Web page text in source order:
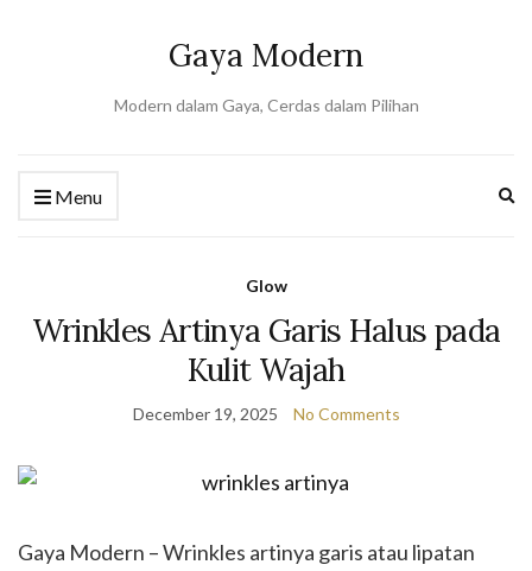
Gaya Modern
Modern dalam Gaya, Cerdas dalam Pilihan
Menu
Glow
Wrinkles Artinya Garis Halus pada
Kulit Wajah
December 19, 2025 No Comments
Gaya Modern – Wrinkles artinya garis atau lipatan